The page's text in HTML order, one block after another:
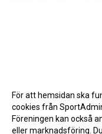
För att hemsidan ska
cookies från
Föreningen kan också
eller marknadsföring.